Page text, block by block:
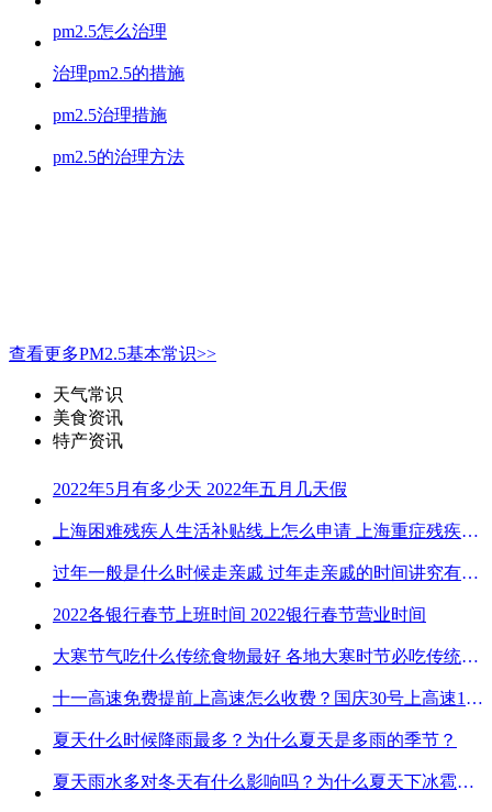
pm2.5怎么治理
治理pm2.5的措施
pm2.5治理措施
pm2.5的治理方法
查看更多PM2.5基本常识>>
天气常识
美食资讯
特产资讯
2022年5月有多少天 2022年五月几天假
上海困难残疾人生活补贴线上怎么申请 上海重症残疾人护理补贴线上申请流程
过年一般是什么时候走亲戚 过年走亲戚的时间讲究有哪些
2022各银行春节上班时间 2022银行春节营业时间
大寒节气吃什么传统食物最好 各地大寒时节必吃传统美食
十一高速免费提前上高速怎么收费？国庆30号上高速1号下高速免费吗？
夏天什么时候降雨最多？为什么夏天是多雨的季节？
夏天雨水多对冬天有什么影响吗？为什么夏天下冰雹而冬天不下冰雹